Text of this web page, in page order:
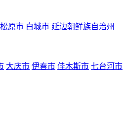
松原市 白城市 延边朝鲜族自治州
大庆市 伊春市 佳木斯市 七台河市